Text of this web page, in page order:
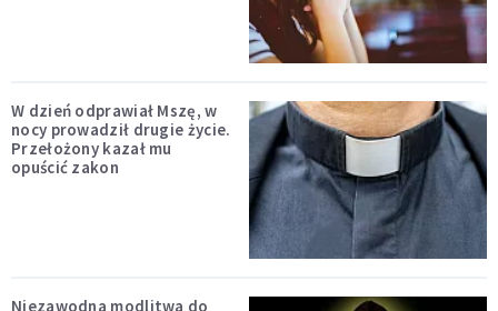
W dzień odprawiał Mszę, w
nocy prowadził drugie życie.
Przełożony kazał mu
opuścić zakon
Niezawodna modlitwa do